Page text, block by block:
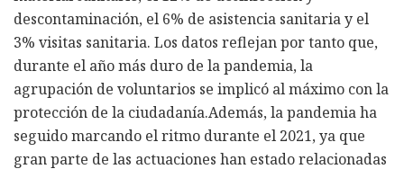
descontaminación, el 6% de asistencia sanitaria y el
3% visitas sanitaria. Los datos reflejan por tanto que,
durante el año más duro de la pandemia, la
agrupación de voluntarios se implicó al máximo con la
protección de la ciudadanía.Además, la pandemia ha
seguido marcando el ritmo durante el 2021, ya que
gran parte de las actuaciones han estado relacionadas